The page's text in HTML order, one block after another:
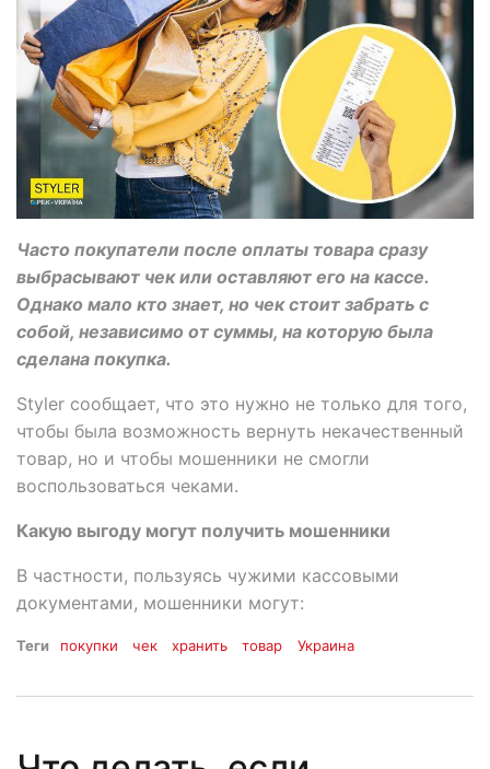
Часто покупатели после оплаты товара сразу
выбрасывают чек или оставляют его на кассе.
Однако мало кто знает, но чек стоит забрать с
собой, независимо от суммы, на которую была
сделана покупка.
Styler сообщает, что это нужно не только для того,
чтобы была возможность вернуть некачественный
товар, но и чтобы мошенники не смогли
воспользоваться чеками.
Какую выгоду могут получить мошенники
В частности, пользуясь чужими кассовыми
документами, мошенники могут:
Теги покупки чек хранить товар Украина